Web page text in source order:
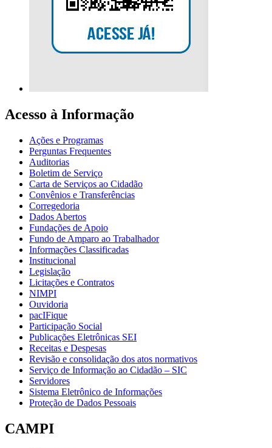
Acesso à Informação
Ações e Programas
Perguntas Frequentes
Auditorias
Boletim de Serviço
Carta de Serviços ao Cidadão
Convênios e Transferências
Corregedoria
Dados Abertos
Fundações de Apoio
Fundo de Amparo ao Trabalhador
Informações Classificadas
Institucional
Legislação
Licitações e Contratos
NIMPI
Ouvidoria
pacIFique
Participação Social
Publicações Eletrônicas SEI
Receitas e Despesas
Revisão e consolidação dos atos normativos
Serviço de Informação ao Cidadão – SIC
Servidores
Sistema Eletrônico de Informações
Proteção de Dados Pessoais
CAMPI